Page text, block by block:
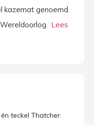
kazemat genoemd.
teckel Thatcher: